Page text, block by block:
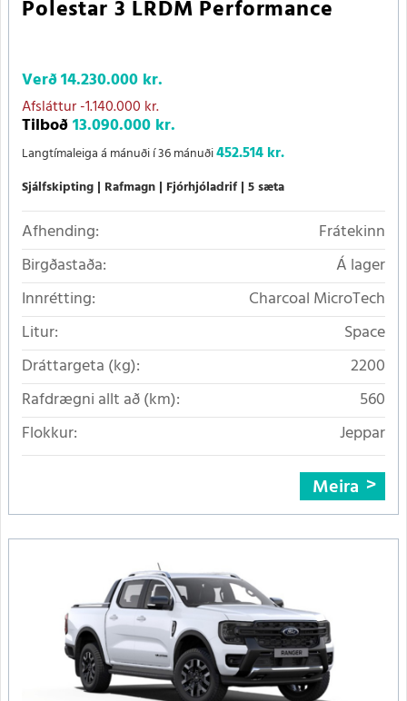
Polestar 3 LRDM Performance
Verð14.230.000 kr.
Afsláttur-1.140.000 kr.
Tilboð13.090.000 kr.
Langtímaleiga á mánuði í 36 mánuði452.514 kr.
Sjálfskipting Rafmagn Fjórhjóladrif 5 sæta
Afhending:
Frátekinn
Birgðastaða:
Á lager
Innrétting:
Charcoal MicroTech
Litur:
Space
Dráttargeta (kg):
2200
Rafdrægni allt að (km):
560
Flokkur:
Jeppar
Meira